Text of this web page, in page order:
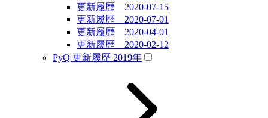
更新履歴 2020-07-15
更新履歴 2020-07-01
更新履歴 2020-04-01
更新履歴 2020-02-12
PyQ 更新履歴 2019年